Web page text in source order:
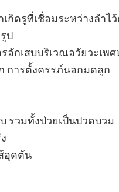
กิดรูที่เชื่อมระหว่างลำไ
ป
อักเสบบริเวณอวัยวะเพ
การตั้งครรภ์นอกมดลูก
รวมทั้งป่วยเป็นปวดบวม
อุดตัน